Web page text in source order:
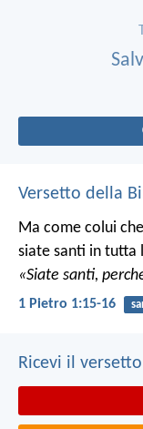
Versetto della
Ma come colui
siate santi in tutta
«Siate santi,
1 Pietro 1:15-16
Ricevi il